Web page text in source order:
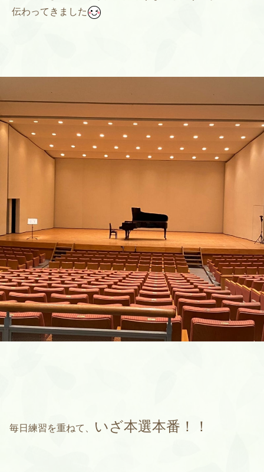
伝わってきました
毎日練習を重ねて、 いざ本選本番！！